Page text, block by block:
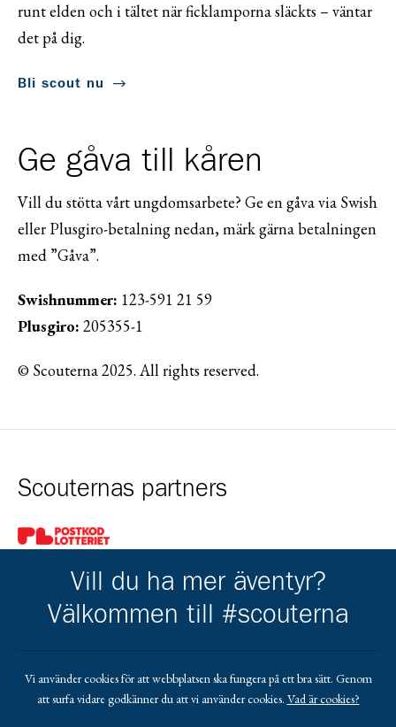
runt elden och i tältet när ficklamporna släckts – väntar
det på dig.
Bli scout nu
Ge gåva till kåren
Vill du stötta vårt ungdomsarbete? Ge en gåva via Swish
eller Plusgiro-betalning nedan, märk gärna betalningen
med ”Gåva”.
Swishnummer: 123-591 21 59
Plusgiro: 205355-1
© Scouterna 2025. All rights reserved.
Scouternas partners
Gå till pl_50
Gå till https://www.mera.se/Gå till https://www.lansforsakringar.se/
Gå till https://
Vill du ha mer äventyr?
Välkommen till #scouterna
Vi använder cookies för att webbplatsen ska fungera på ett bra sätt. Genom
att surfa vidare godkänner du att vi använder cookies. Vad är cookies?